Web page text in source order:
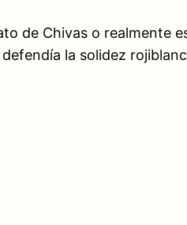
de Chivas o realmente
la solidez